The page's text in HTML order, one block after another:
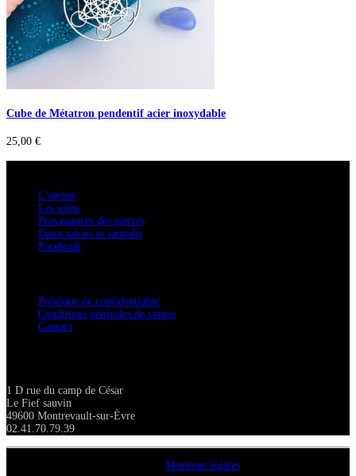
Cube de Métatron pendentif acier inoxydable
25,00 €
L’atelier
Les soins
Provenances des pierres
Dates salons et samedis
Facebook
Politique de confidentialité
Conditions générales de ventes
Contact
1 D rue du camp de César
Le Fief sauvin
49600 Montrevault-sur-Èvre
02.41.70.79.39
Mentions légales